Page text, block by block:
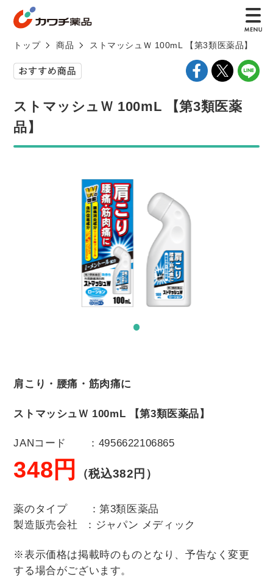
トップ 商品 ストマッシュＷ 100mL 【第3類医薬品】
ストマッシュＷ 100mL 【第3類医薬
品】
肩こり・腰痛・筋肉痛に
ストマッシュＷ 100mL 【第3類医薬品】
JANコード ：4956622106865
348円 （税込382 円）
薬のタイプ ：第3類医薬品
製造販売会社 ：ジャパン メディック
※表示価格は掲載時のものとなり、予告なく変更
する場合がございます。